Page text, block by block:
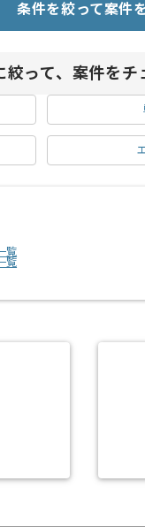
条件を絞って案件
って、案件をチ
覧
覧